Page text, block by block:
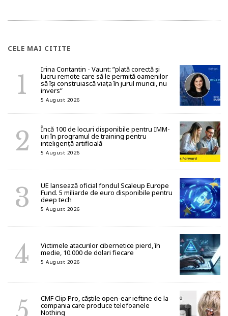
CELE MAI CITITE
Irina Contantin - Vaunt: ”plată corectă și
lucru remote care să le permită oamenilor
să își construiască viața în jurul muncii, nu
invers”
5 August 2026
Încă 100 de locuri disponibile pentru IMM-
uri în programul de training pentru
inteligență artificială
5 August 2026
UE lansează oficial fondul Scaleup Europe
Fund. 5 miliarde de euro disponibile pentru
deep tech
5 August 2026
Victimele atacurilor cibernetice pierd, în
medie, 10.000 de dolari fiecare
5 August 2026
CMF Clip Pro, căștile open-ear ieftine de la
compania care produce telefoanele
Nothing